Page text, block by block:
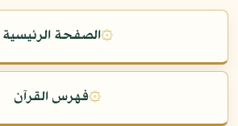
۞الصفحة الرئيسية
۞فهرس القرآن